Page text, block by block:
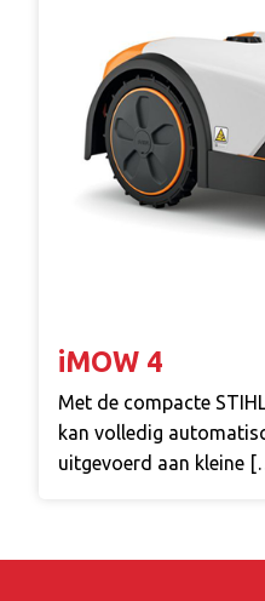
iMOW 4
Met de compacte
kan volledig
uitgevoerd aan kleine